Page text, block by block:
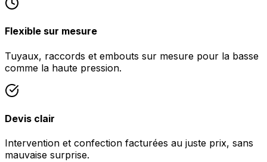
Flexible sur mesure
Tuyaux, raccords et embouts sur mesure pour la basse
comme la haute pression.
Devis clair
Intervention et confection facturées au juste prix, sans
mauvaise surprise.